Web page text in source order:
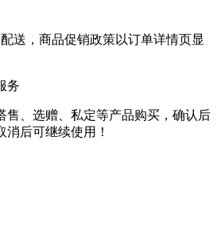
送，商品促销政策以订单详情页显
务
售、选赠、私定等产品购买，确认后
后可继续使用！